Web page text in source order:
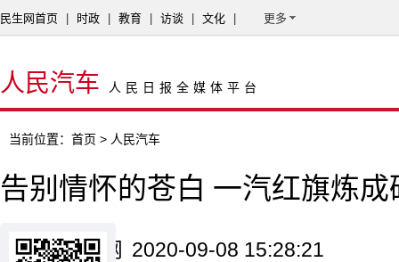
民生网首页 时政 教育 访谈 文化 更多
人民汽车 人民日报全媒体平台
当前位置： 首页 > 人民汽车
告别情怀的苍白 一汽红旗炼成
来源：新华网 2020-09-08 15:28:21